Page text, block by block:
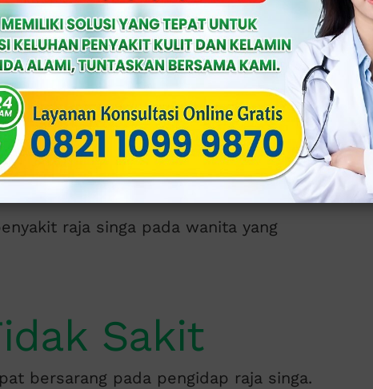
bertahap dengan tanda yang
primer, sekunder, laten, hingga tersier.
baik pada wanita maupun pria
terlebih yang tidak mempraktikkan
berisiko menderita sifilis.
raja singa pada wanita yang
Sakit
bersarang pada pengidap raja singa.